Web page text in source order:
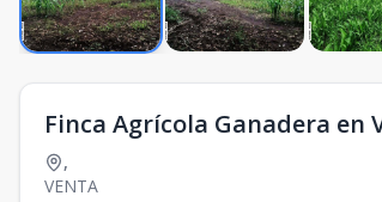
Finca Agrícola Ganadera en
,
VENTA